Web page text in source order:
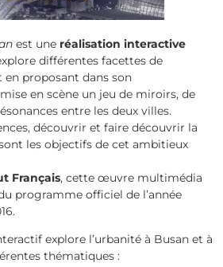
est une réalisation interactive
différentes facettes de
en proposant dans son
en scène un jeu de miroirs, de
entre les deux villes.
découvrir et faire découvrir la
les objectifs de cet ambitieux
Français, cette œuvre multimédia
programme officiel de l’année
explore l’urbanité à Busan et à
thématiques :